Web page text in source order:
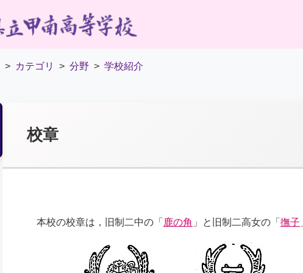
カテゴリ 分野 学校紹介
校章
本校の校章は，旧制二中の「 鹿の角 」と旧制二高女の「 撫子